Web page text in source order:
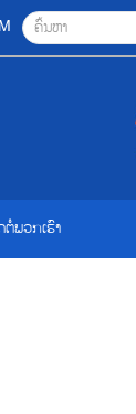
ຕໍ່ພວກເຮົາ